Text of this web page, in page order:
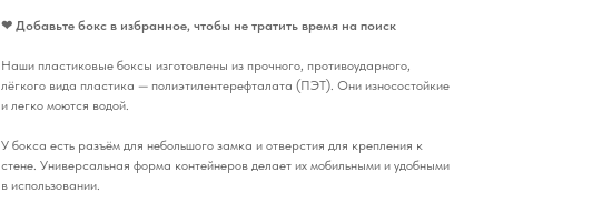
❤ Добавьте бокс в избранное, чтобы не тратить время на поиск
Наши пластиковые боксы изготовлены из прочного, противоударного,
лёгкого вида пластика — полиэтилентерефталата (ПЭТ). Они износостойкие
и легко моются водой.
У бокса есть разъём для небольшого замка и отверстия для крепления к
стене. Универсальная форма контейнеров делает их мобильными и удобными
в использовании.